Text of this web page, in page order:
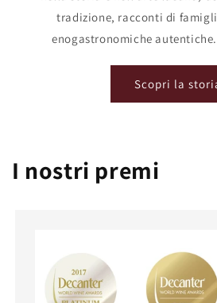
tradizione, racconti di
enogastronomiche
Scopri la
I nostri premi